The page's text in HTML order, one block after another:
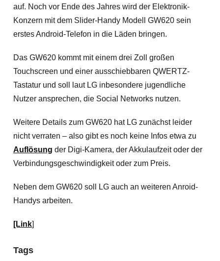
auf. Noch vor Ende des Jahres wird der Elektronik-
Konzern mit dem Slider-Handy Modell GW620 sein
erstes Android-Telefon in die Läden bringen.
Das GW620 kommt mit einem drei Zoll großen
Touchscreen und einer ausschiebbaren QWERTZ-
Tastatur und soll laut LG inbesondere jugendliche
Nutzer ansprechen, die Social Networks nutzen.
Weitere Details zum GW620 hat LG zunächst leider
nicht verraten – also gibt es noch keine Infos etwa zu
Auflösung der Digi-Kamera, der Akkulaufzeit oder der
Verbindungsgeschwindigkeit oder zum Preis.
Neben dem GW620 soll LG auch an weiteren Anroid-
Handys arbeiten.
[Link]
Tags